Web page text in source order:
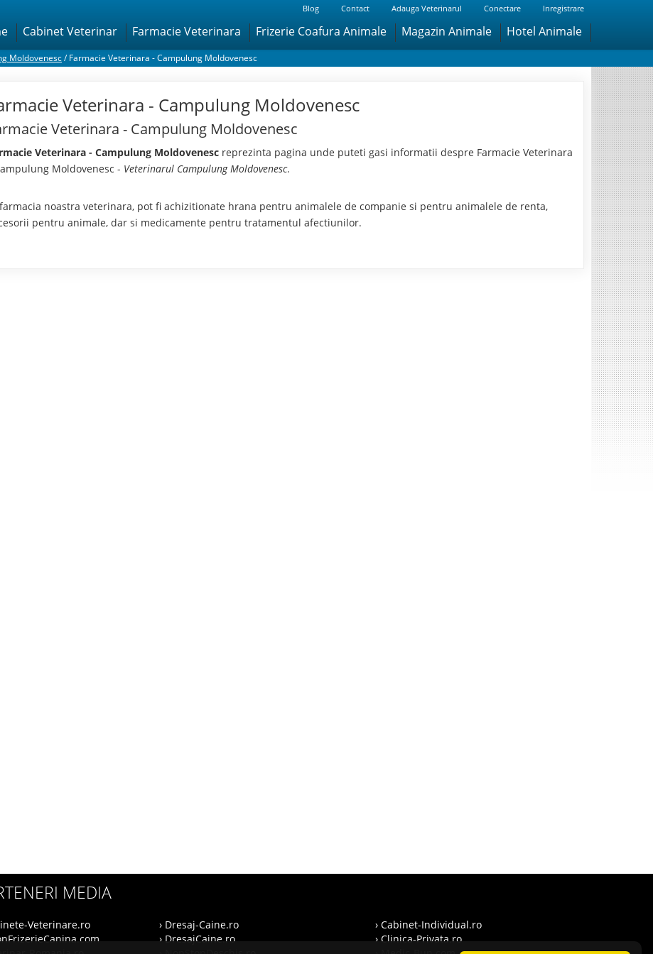
Blog Contact Adauga Veterinarul Conectare Inregistrare
Cabinet Veterinar Farmacie Veterinara Frizerie Coafura Animale Magazin Animale Hotel Animale
Moldovenesc/Farmacie Veterinara - Campulung Moldovenesc
Veterinara - Campulung Moldovenesc
Veterinara - Campulung Moldovenesc
Veterinara - Campulung Moldovenesc reprezinta pagina unde puteti gasi informatii despre Farmacie Veterinara
Moldovenesc - Veterinarul Campulung Moldovenesc.
noastra veterinara, pot fi achizitionate hrana pentru animalele de companie si pentru animalele de renta,
pentru animale, dar si medicamente pentru tratamentul afectiunilor.
MEDIA
Veterinare.ro
› Dresaj-Caine.ro
› DresajCaine.ro
› Cabinet-Individual.ro
› Clinica-Privata.ro